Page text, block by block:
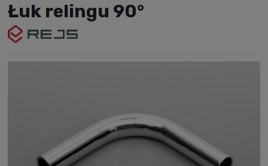
Łuk relingu 90°